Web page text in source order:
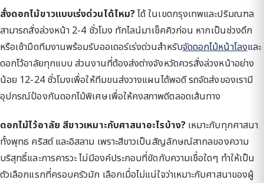
สั่งดอกไม้ขาวแบบเร่งด่วนได้ไหม?ได้ ในเขตกรุงเทพและปริมณฑล
สามารถสั่งล่วงหน้า 2-4 ชั่วโมง ทักไลน์มาเช็คคิวก่อน หากเป็นช่วงดึก
หรือเช้ามืดทีมงานพร้อมรับออเดอร์เร่งด่วนสำหรับจัดดอกไม้หน้าโลงและ
ดอกไว้อาลัยทุกแบบ ส่วนงานที่ต้องส่งต่างจังหวัดควรสั่งล่วงหน้าอย่าง
น้อย 12-24 ชั่วโมงเพื่อให้ทีมขนส่งวางแผนได้พอดี รถจัดส่งของเรามี
อุปกรณ์ป้องกันดอกไม้พิเศษเพื่อให้คงสภาพดีตลอดเส้นทาง
ดอกไม้ไว้อาลัย สีขาวเหมาะกับศาสนาอะไรบ้าง?เหมาะกับทุกศาสนา
ทั้งพุทธ คริสต์ และอิสลาม เพราะสีขาวเป็นสัญลักษณ์สากลของความ
บริสุทธิ์และการคารวะ ไม่มีองค์ประกอบที่ขัดกับความเชื่อใดๆ ทำให้เป็น
ตัวเลือกแรกที่ครอบครัวมัก เลือกเมื่อไม่แน่ใจว่าเหมาะกับศาสนาของผู้